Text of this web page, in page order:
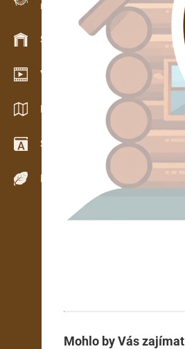
Evidence dřeva v terénu
Skladové hospodářství
Video showroom
Katalogy / Brožury
Slovník
Dřeviny
Mohlo by Vás zajímat